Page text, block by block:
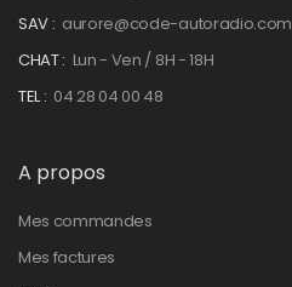
SAV : aurore@code-autoradio.com
CHAT : Lun - Ven / 8H - 18H
TEL : 04 28 04 00 48
A propos
Mes commandes
Mes factures